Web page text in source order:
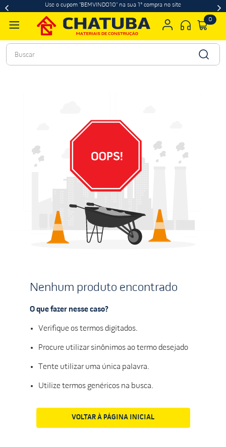
Use o cupom "BEMVINDO10" na sua 1ª compra no site
0
Buscar
Nenhum produto encontrado
O que fazer nesse caso?
Verifique os termos digitados.
Procure utilizar sinônimos ao termo desejado
Tente utilizar uma única palavra.
Utilize termos genéricos na busca.
VOLTAR À PÁGINA INICIAL